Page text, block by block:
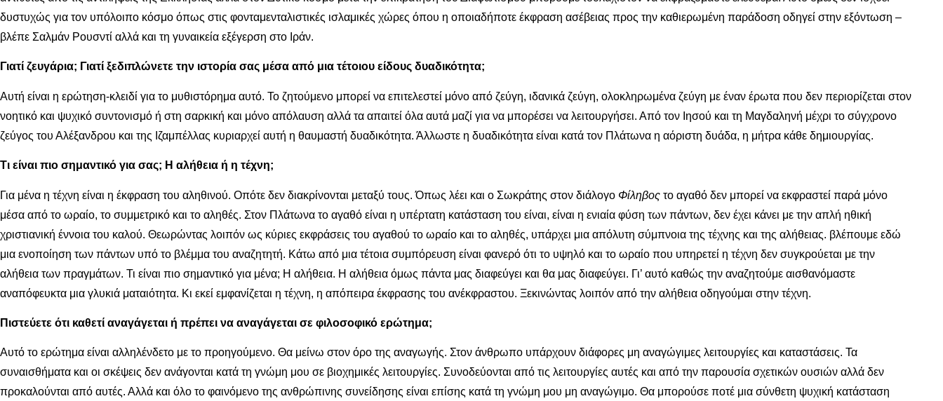
δυστυχώς για τον υπόλοιπο κόσμο όπως στις φονταμενταλιστικές ισλαμικές χώρες όπου η οποιαδήποτε έκφραση ασέβειας προς την καθιερωμένη παράδοση οδηγεί στην εξόντωση –
βλέπε Σαλμάν Ρουσντί αλλά και τη γυναικεία εξέγερση στο Ιράν.
Γιατί ζευγάρια; Γιατί ξεδιπλώνετε την ιστορία σας μέσα από μια τέτοιου είδους δυαδικότητα;
Αυτή είναι η ερώτηση-κλειδί για το μυθιστόρημα αυτό. Το ζητούμενο μπορεί να επιτελεστεί μόνο από ζεύγη, ιδανικά ζεύγη, ολοκληρωμένα ζεύγη με έναν έρωτα που δεν περιορίζεται στον
νοητικό και ψυχικό συντονισμό ή στη σαρκική και μόνο απόλαυση αλλά τα απαιτεί όλα αυτά μαζί για να μπορέσει να λειτουργήσει. Από τον Ιησού και τη Μαγδαληνή μέχρι το σύγχρονο
ζεύγος του Αλέξανδρου και της Ιζαμπέλλας κυριαρχεί αυτή η θαυμαστή δυαδικότητα. Άλλωστε η δυαδικότητα είναι κατά τον Πλάτωνα η αόριστη δυάδα, η μήτρα κάθε δημιουργίας.
Τι είναι πιο σημαντικό για σας; Η αλήθεια ή η τέχνη;
Για μένα η τέχνη είναι η έκφραση του αληθινού. Οπότε δεν διακρίνονται μεταξύ τους. Όπως λέει και ο Σωκράτης στον διάλογο Φίληβος το αγαθό δεν μπορεί να εκφραστεί παρά μόνο
μέσα από το ωραίο, το συμμετρικό και το αληθές. Στον Πλάτωνα το αγαθό είναι η υπέρτατη κατάσταση του είναι, είναι η ενιαία φύση των πάντων, δεν έχει κάνει με την απλή ηθική
χριστιανική έννοια του καλού. Θεωρώντας λοιπόν ως κύριες εκφράσεις του αγαθού το ωραίο και το αληθές, υπάρχει μια απόλυτη σύμπνοια της τέχνης και της αλήθειας. βλέπουμε εδώ
μια ενοποίηση των πάντων υπό το βλέμμα του αναζητητή. Κάτω από μια τέτοια συμπόρευση είναι φανερό ότι το υψηλό και το ωραίο που υπηρετεί η τέχνη δεν συγκρούεται με την
αλήθεια των πραγμάτων. Τι είναι πιο σημαντικό για μένα; Η αλήθεια. Η αλήθεια όμως πάντα μας διαφεύγει και θα μας διαφεύγει. Γι’ αυτό καθώς την αναζητούμε αισθανόμαστε
αναπόφευκτα μια γλυκιά ματαιότητα. Κι εκεί εμφανίζεται η τέχνη, η απόπειρα έκφρασης του ανέκφραστου. Ξεκινώντας λοιπόν από την αλήθεια οδηγούμαι στην τέχνη.
Πιστεύετε ότι καθετί αναγάγεται ή πρέπει να αναγάγεται σε φιλοσοφικό ερώτημα;
Αυτό το ερώτημα είναι αλληλένδετο με το προηγούμενο. Θα μείνω στον όρο της αναγωγής. Στον άνθρωπο υπάρχουν διάφορες μη αναγώγιμες λειτουργίες και καταστάσεις. Τα
συναισθήματα και οι σκέψεις δεν ανάγονται κατά τη γνώμη μου σε βιοχημικές λειτουργίες. Συνοδεύονται από τις λειτουργίες αυτές και από την παρουσία σχετικών ουσιών αλλά δεν
προκαλούνται από αυτές. Αλλά και όλο το φαινόμενο της ανθρώπινης συνείδησης είναι επίσης κατά τη γνώμη μου μη αναγώγιμο. Θα μπορούσε ποτέ μια σύνθετη ψυχική κατάσταση